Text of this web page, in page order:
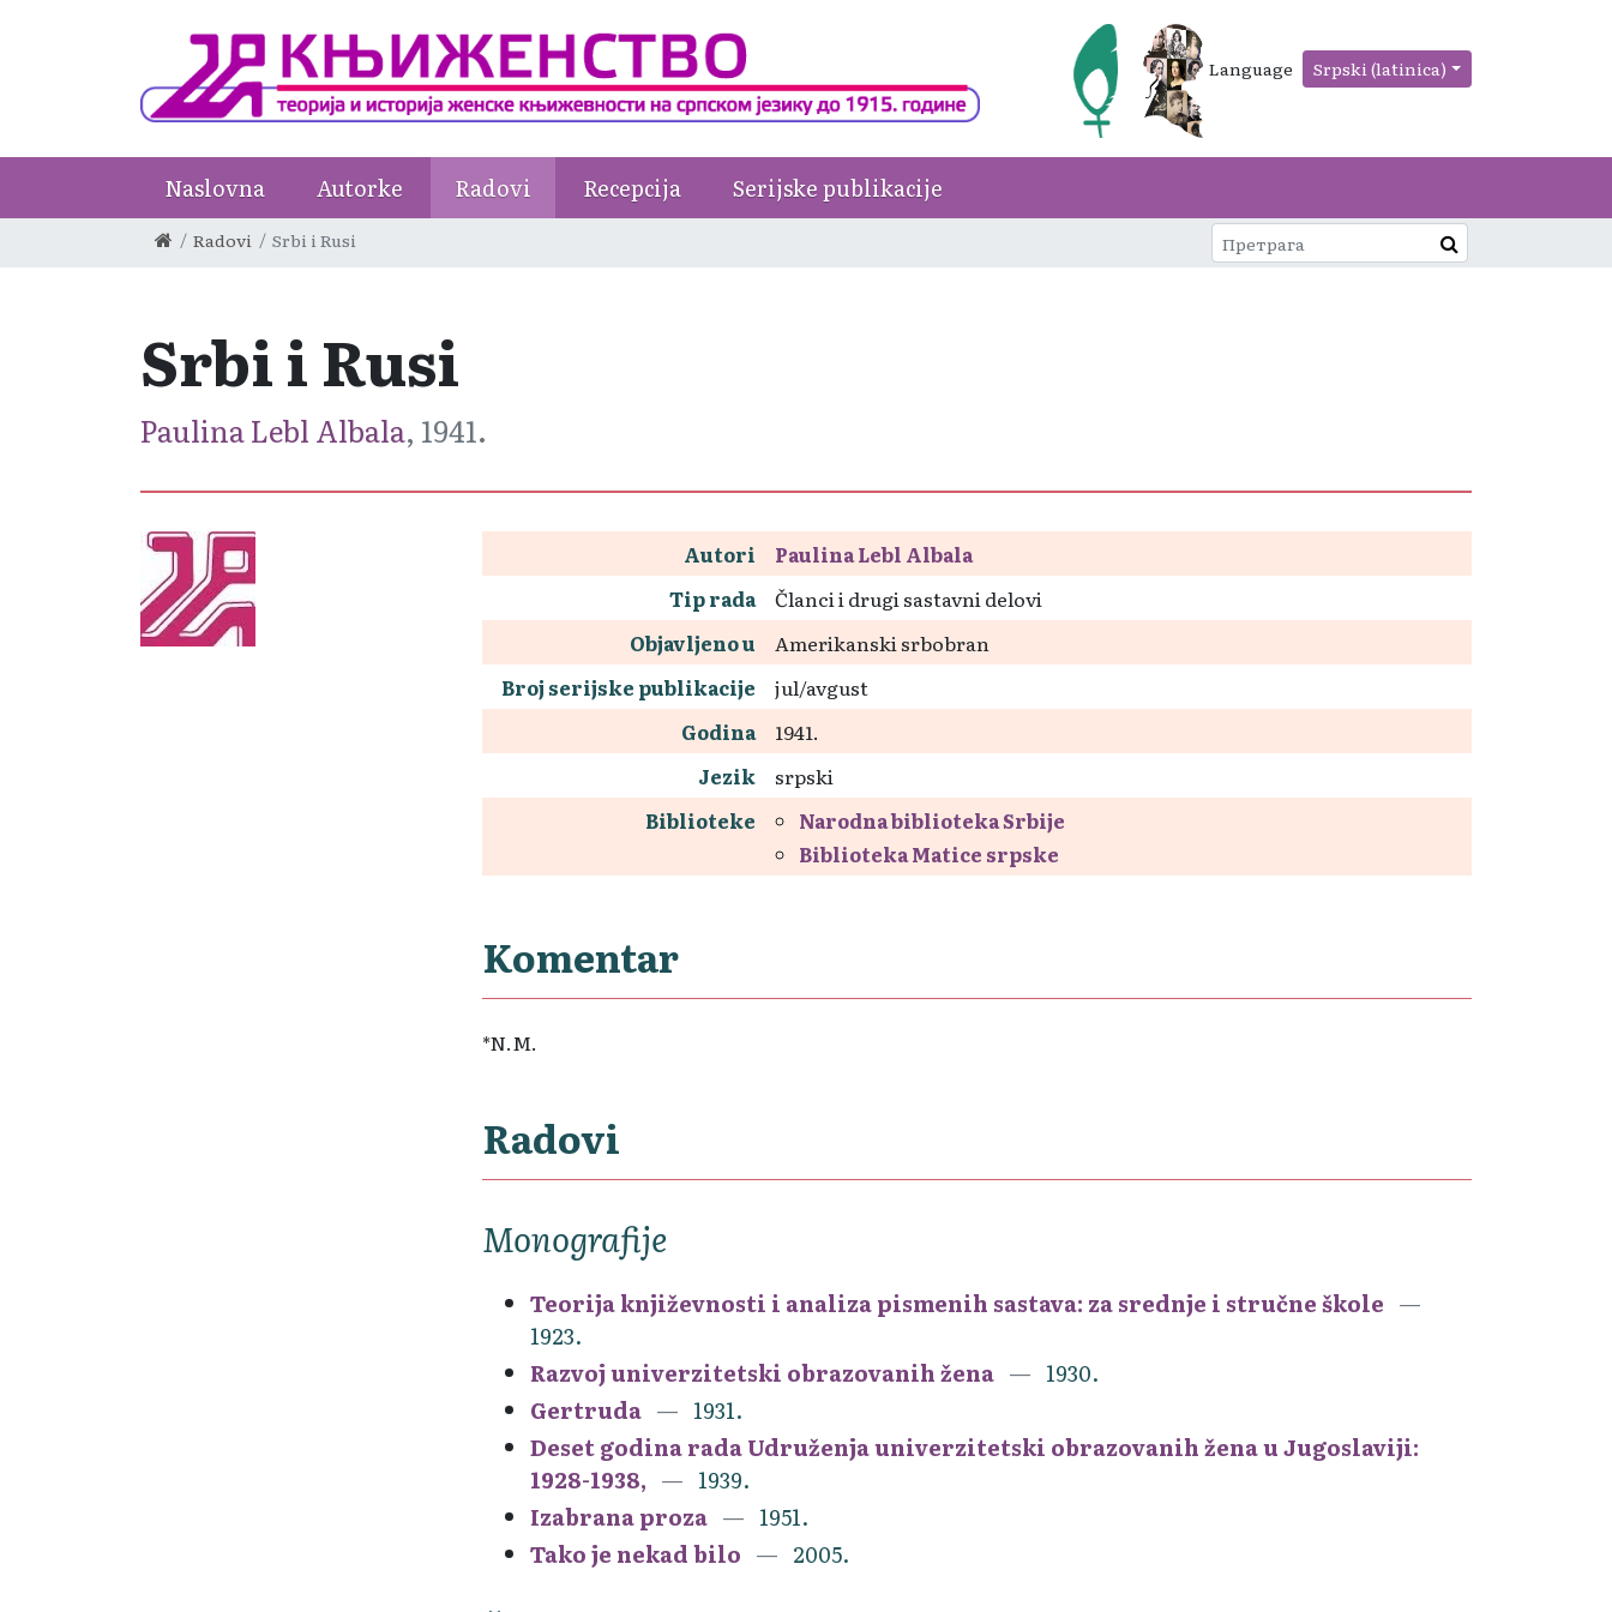
Language Srpski (latinica)
Naslovna Autorke Radovi Recepcija Serijske publikacije
Radovi Srbi i Rusi
Srbi i Rusi
Paulina Lebl Albala, 1941.
Autori
Paulina Lebl Albala
Tip rada
Članci i drugi sastavni delovi
Objavljeno u
Amerikanski srbobran
Broj serijske publikacije
jul/avgust
Godina
1941.
Jezik
srpski
Biblioteke
Narodna biblioteka Srbije
Biblioteka Matice srpske
Komentar
*N.M.
Radovi
Monografije
Teorija književnosti i analiza pismenih sastava: za srednje i stručne škole
1923.
Razvoj univerzitetski obrazovanih žena
1930.
Gertruda
1931.
Deset godina rada Udruženja univerzitetski obrazovanih žena u Jugoslaviji:
1928-1938,
1939.
Izabrana proza
1951.
Tako je nekad bilo
2005.